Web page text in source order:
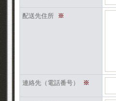
配送先住所 ※
連絡先（電話番号） ※